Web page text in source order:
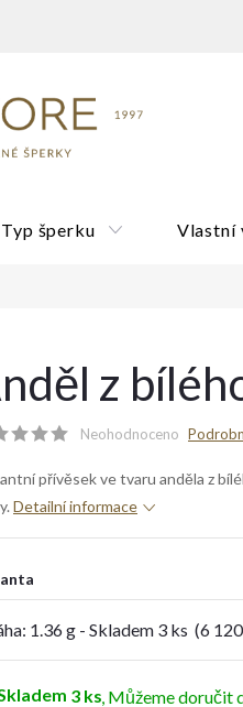
Typ šperku Vlastní
z
Neohodnoceno
přívěsek ve tvaru anděla z
Detailní informace
3 ks